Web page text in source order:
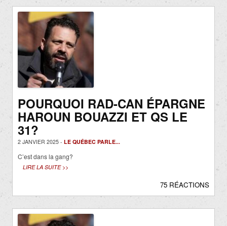
POURQUOI RAD-CAN ÉPARGNE
HAROUN BOUAZZI ET QS LE
31?
2 JANVIER 2025 - LE QUÉBEC PARLE...
C’est dans la gang?
LIRE LA SUITE >>
75 RÉACTIONS